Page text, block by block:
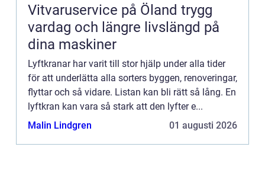
Vitvaruservice på Öland trygg
vardag och längre livslängd på
dina maskiner
Lyftkranar har varit till stor hjälp under alla tider
för att underlätta alla sorters byggen, renoveringar,
flyttar och så vidare. Listan kan bli rätt så lång. En
lyftkran kan vara så stark att den lyfter e...
Malin Lindgren
01 augusti 2026